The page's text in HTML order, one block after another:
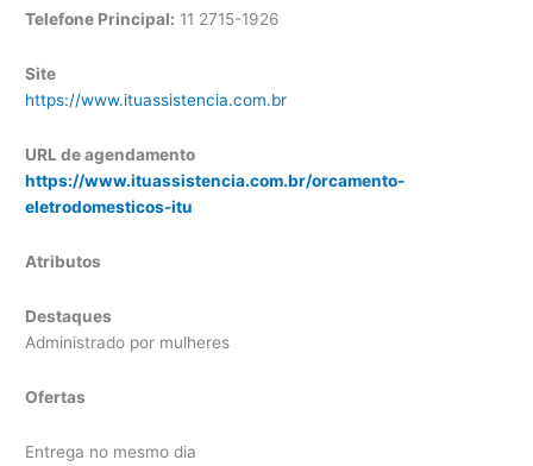
Telefone Principal: 11 2715-1926
Site
https://www.ituassistencia.com.br
URL de agendamento
https://www.ituassistencia.com.br/orcamento-
eletrodomesticos-itu
Atributos
Destaques
Administrado por mulheres
Ofertas
Entrega no mesmo dia